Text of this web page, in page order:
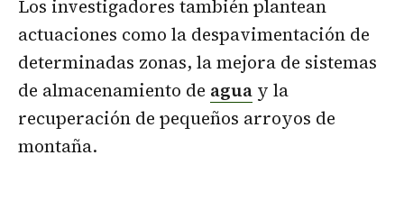
Los investigadores también plantean
actuaciones como la despavimentación de
determinadas zonas, la mejora de sistemas
de almacenamiento de agua y la
recuperación de pequeños arroyos de
montaña.